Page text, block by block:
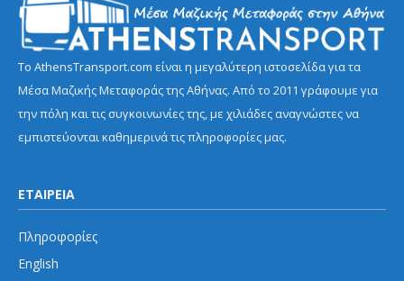
Το AthensTransport.com είναι η μεγαλύτερη ιστοσελίδα για τα
Μέσα Μαζικής Μεταφοράς της Αθήνας. Από το 2011 γράφουμε για
την πόλη και τις συγκοινωνίες της, με χιλιάδες αναγνώστες να
εμπιστεύονται καθημερινά τις πληροφορίες μας.
ΕΤΑΙΡΕΙΑ
Πληροφορίες
English